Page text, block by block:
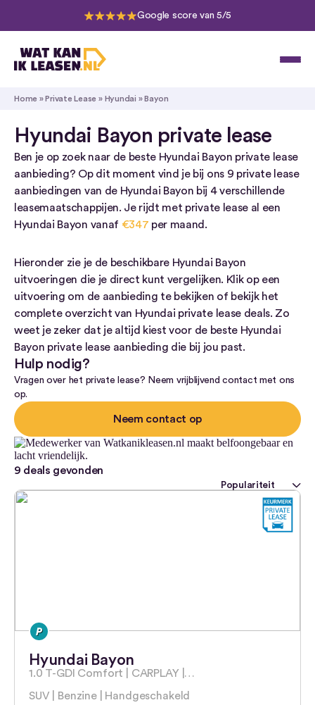
Google score van 5/5
Home »Private Lease » Hyundai »Bayon
Hyundai Bayon private lease
Ben je op zoek naar de beste Hyundai Bayon private lease
aanbieding? Op dit moment vind je bij ons 9 private lease
aanbiedingen van de Hyundai Bayon bij 4 verschillende
leasemaatschappijen. Je rijdt met private lease al een
Hyundai Bayon vanaf €347 per maand.
Hieronder zie je de beschikbare Hyundai Bayon
uitvoeringen die je direct kunt vergelijken. Klik op een
uitvoering om de aanbieding te bekijken of bekijk het
complete overzicht van Hyundai private lease deals. Zo
weet je zeker dat je altijd kiest voor de beste Hyundai
Bayon private lease aanbieding die bij jou past.
Hulp nodig?
Vragen over het private lease? Neem vrijblijvend contact met ons
op.
Neem contact op
9 deals gevonden
Hyundai Bayon
1.0 T-GDI Comfort | CARPLAY |…
SUV | Benzine | Handgeschakeld